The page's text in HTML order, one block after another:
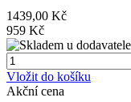
1439,00 Kč
959 Kč
Vložit do košíku
Akční cena